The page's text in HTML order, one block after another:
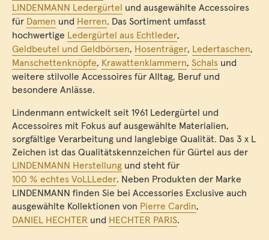
LINDENMANN Ledergürtel und ausgewählte Accessoires
für Damen und Herren. Das Sortiment umfasst
hochwertige Ledergürtel aus Echtleder,
Geldbeutel und Geldbörsen, Hosenträger, Ledertaschen,
Manschettenknöpfe, Krawattenklammern, Schals und
weitere stilvolle Accessoires für Alltag, Beruf und
besondere Anlässe.
Lindenmann entwickelt seit 1961 Ledergürtel und
Accessoires mit Fokus auf ausgewählte Materialien,
sorgfältige Verarbeitung und langlebige Qualität. Das 3 x L
Zeichen ist das Qualitätskennzeichen für Gürtel aus der
LINDENMANN Herstellung und steht für
100 % echtes VoLLLeder. Neben Produkten der Marke
LINDENMANN finden Sie bei Accessories Exclusive auch
ausgewählte Kollektionen von Pierre Cardin,
DANIEL HECHTER und HECHTER PARIS.